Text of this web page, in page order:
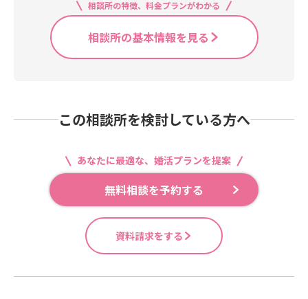
相談所の特徴、料金プランがわかる
相談所の基本情報を見る
この相談所を検討している方へ
あなたに最適な、婚活プランを提案
無料相談を予約する
資料請求をする